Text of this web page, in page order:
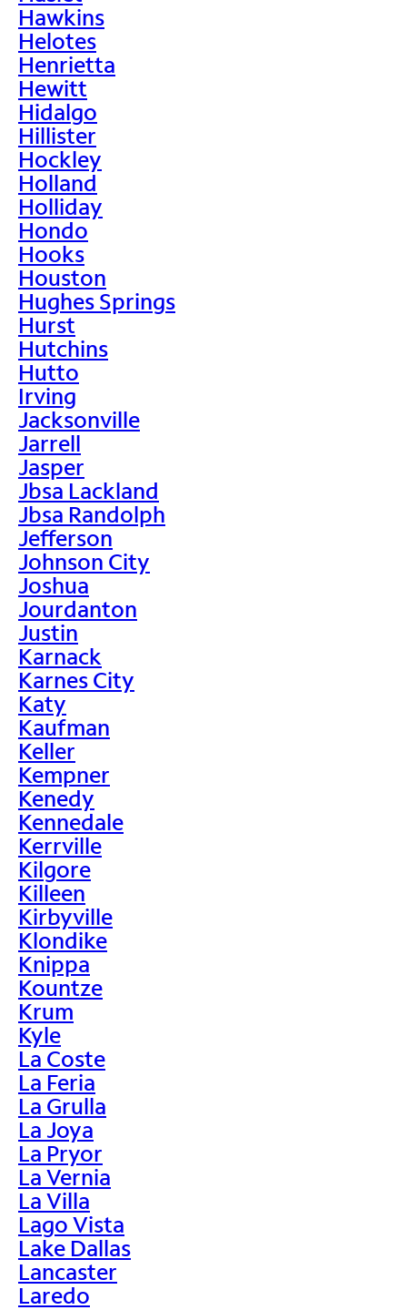
Hawkins
Helotes
Henrietta
Hewitt
Hidalgo
Hillister
Hockley
Holland
Holliday
Hondo
Hooks
Houston
Hughes Springs
Hurst
Hutchins
Hutto
Irving
Jacksonville
Jarrell
Jasper
Jbsa Lackland
Jbsa Randolph
Jefferson
Johnson City
Joshua
Jourdanton
Justin
Karnack
Karnes City
Katy
Kaufman
Keller
Kempner
Kenedy
Kennedale
Kerrville
Kilgore
Killeen
Kirbyville
Klondike
Knippa
Kountze
Krum
Kyle
La Coste
La Feria
La Grulla
La Joya
La Pryor
La Vernia
La Villa
Lago Vista
Lake Dallas
Lancaster
Laredo